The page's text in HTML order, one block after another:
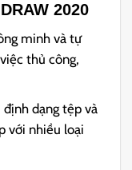
2020
minh và tự
thủ công,
dạng tệp và
với nhiều loại